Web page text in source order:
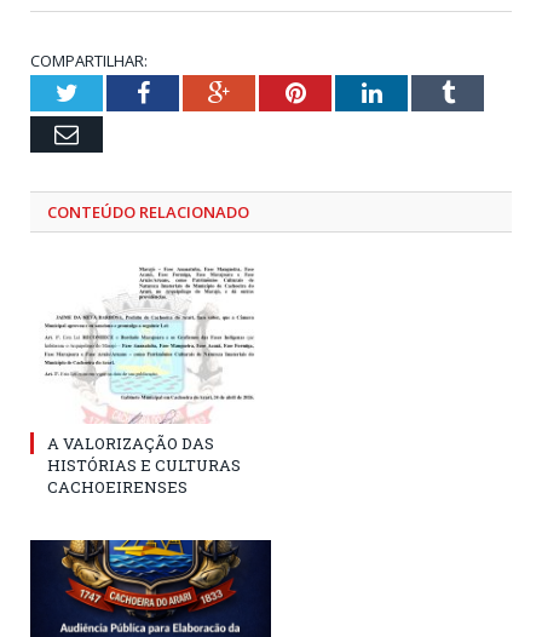
COMPARTILHAR:
TwitterFacebookGoogle+PinterestLinkedInTumblr
Email
CONTEÚDO RELACIONADO
A VALORIZAÇÃO DAS
HISTÓRIAS E CULTURAS
CACHOEIRENSES